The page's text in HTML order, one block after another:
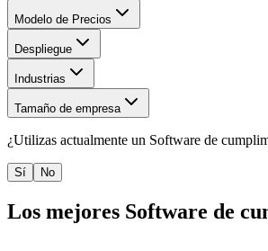
Modelo de Precios
Despliegue
Industrias
Tamaño de empresa
¿Utilizas actualmente un Software de
Sí No
Los mejores Software de